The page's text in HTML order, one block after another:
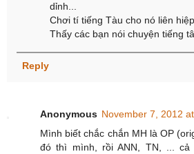
dỉnh...
Chơi tí tiếng Tàu cho nó liên
Thấy các bạn nói chuyện tiếng
Reply
Anonymous November 7, 2012
Mình biết chắc chắn MH là OP
đó thì mình, rồi ANN, TN, ... cả